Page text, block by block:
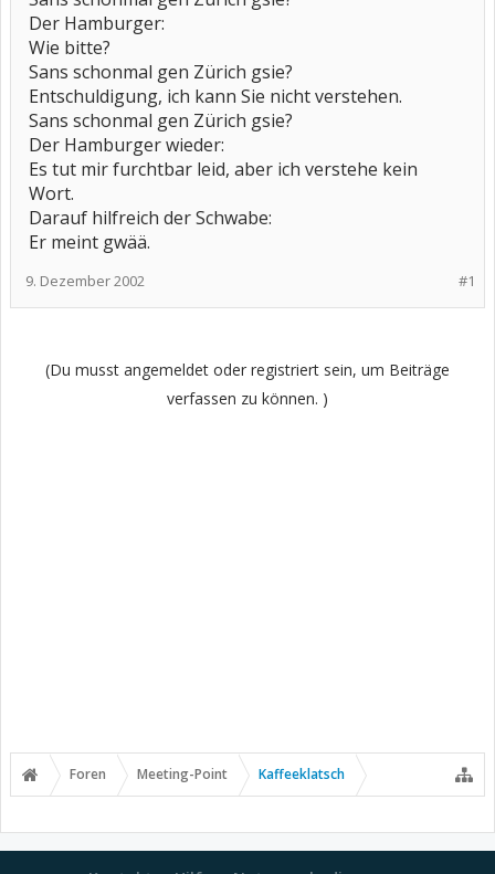
Der Hamburger:
Wie bitte?
Sans schonmal gen Zürich gsie?
Entschuldigung, ich kann Sie nicht verstehen.
Sans schonmal gen Zürich gsie?
Der Hamburger wieder:
Es tut mir furchtbar leid, aber ich verstehe kein
Wort.
Darauf hilfreich der Schwabe:
Er meint gwää.
#1
9. Dezember 2002
(Du musst angemeldet oder registriert sein, um Beiträge
verfassen zu können. )
Foren Meeting-Point Kaffeeklatsch